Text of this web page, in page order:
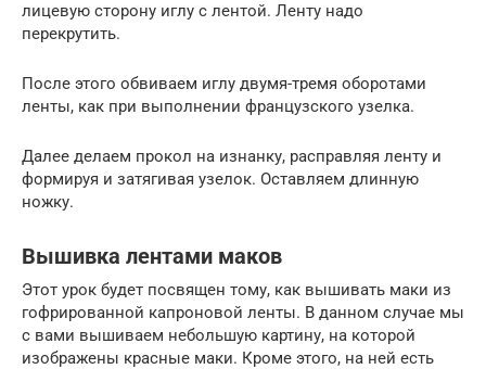
лицевую сторону иглу с лентой. Ленту надо
перекрутить.
После этого обвиваем иглу двумя-тремя оборотами
ленты, как при выполнении французского узелка.
Далее делаем прокол на изнанку, расправляя ленту и
формируя и затягивая узелок. Оставляем длинную
ножку.
Вышивка лентами маков
Этот урок будет посвящен тому, как вышивать маки из
гофрированной капроновой ленты. В данном случае мы
с вами вышиваем небольшую картину, на которой
изображены красные маки. Кроме этого, на ней есть